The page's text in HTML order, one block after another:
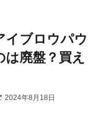
イブロウパウ
廃盤？買え
2024年8月18日